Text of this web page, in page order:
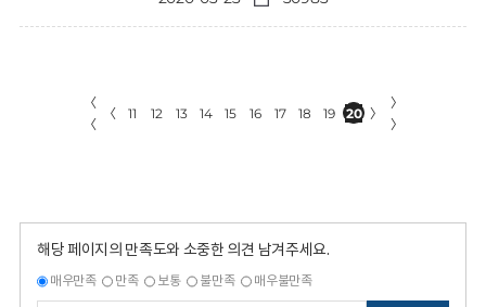
〈
〈
〈 11 12 13 14 15 16 17 18 19 20 〉
〉
〉
해당 페이지의 만족도와 소중한 의견 남겨주세요.
매우만족 만족 보통 불만족 매우불만족